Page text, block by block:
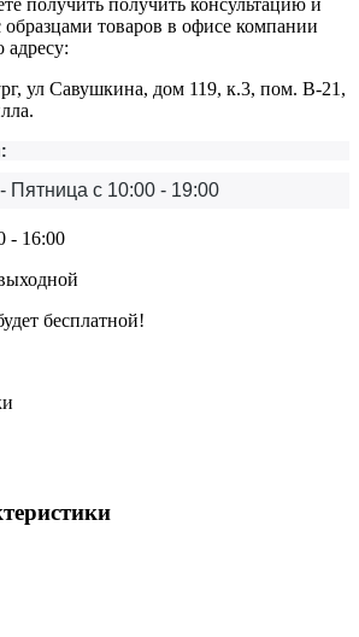
получить получить консультацию и
образцами товаров в офисе компании
адресу:
ул Савушкина, дом 119, к.3, пом. В-21,
Пятница с 10:00 - 19:00
- 16:00
бесплатной!